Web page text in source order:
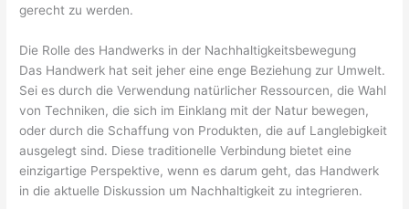
gerecht zu werden.
Die Rolle des Handwerks in der Nachhaltigkeitsbewegung
Das Handwerk hat seit jeher eine enge Beziehung zur Umwelt.
Sei es durch die Verwendung natürlicher Ressourcen, die Wahl
von Techniken, die sich im Einklang mit der Natur bewegen,
oder durch die Schaffung von Produkten, die auf Langlebigkeit
ausgelegt sind. Diese traditionelle Verbindung bietet eine
einzigartige Perspektive, wenn es darum geht, das Handwerk
in die aktuelle Diskussion um Nachhaltigkeit zu integrieren.